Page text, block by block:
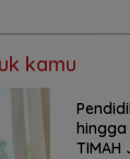
kamu
hingga
TIMAH